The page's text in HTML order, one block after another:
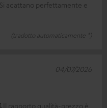
adattano perfettamente e
(tradotto automaticamente *)
rapporto qualità-prezzo è
04/07/2026